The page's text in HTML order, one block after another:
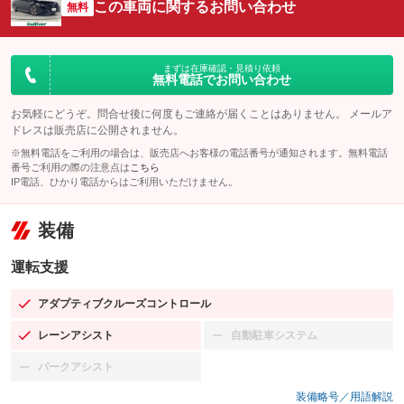
無料 この車両に関するお問い合わせ
まずは在庫確認・見積り依頼
無料電話でお問い合わせ
お気軽にどうぞ。問合せ後に何度もご連絡が届くことはありません。 メールア
ドレスは販売店に公開されません。
※無料電話をご利用の場合は、販売店へお客様の電話番号が通知されます。無料電話
番号ご利用の際の注意点は こちら
IP電話、ひかり電話からはご利用いただけません。
装備
運転支援
アダプティブクルーズコントロール
：装備あり
レーンアシスト
：装備あり 自動駐車システム
：装備なし
パークアシスト
：装備なし
装備略号／用語解説